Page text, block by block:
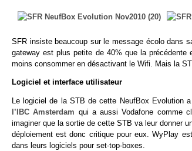
SFR insiste beaucoup sur le message écolo dans
gateway est plus petite de 40% que la précédente
moins consommer en désactivant le Wifi. Mais la
Logiciel et interface utilisateur
Le logiciel de la STB de cette NeufBox Evolution
l’IBC Amsterdam qui a aussi Vodafone comme
imaginer que la sortie de cette STB va leur donner
déploiement est donc critique pour eux. WyPlay
dans leurs logiciels pour set-top-boxes.